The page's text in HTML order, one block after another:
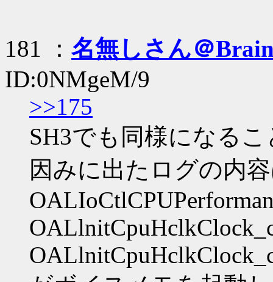
181 ： 名無しさん＠
ID:0NMgeM/9
>>175
SH3でも同様になる
因みに出たログの内